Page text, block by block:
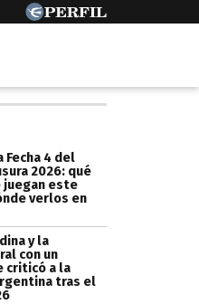
Fecha 4 del
2026: qué
este
verlos en
y la
con un
criticó a la
tras el